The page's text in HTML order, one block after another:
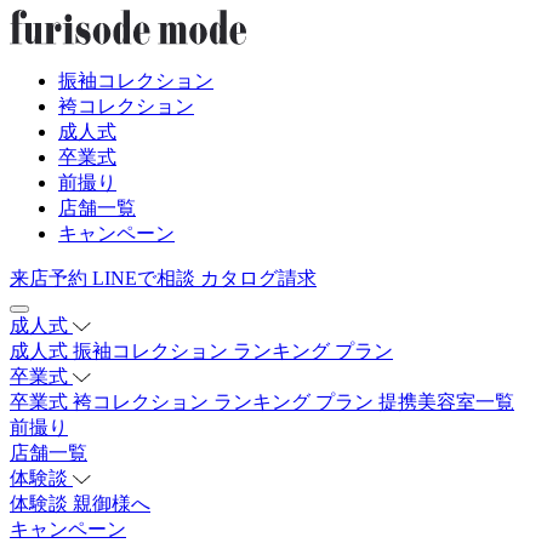
振袖コレクション
袴コレクション
成人式
卒業式
前撮り
店舗一覧
キャンペーン
来店予約 LINEで相談 カタログ請求
成人式
成人式 振袖コレクション ランキング プラン
卒業式
卒業式 袴コレクション ランキング プラン 提携美容室一覧
前撮り
店舗一覧
体験談
体験談 親御様へ
キャンペーン